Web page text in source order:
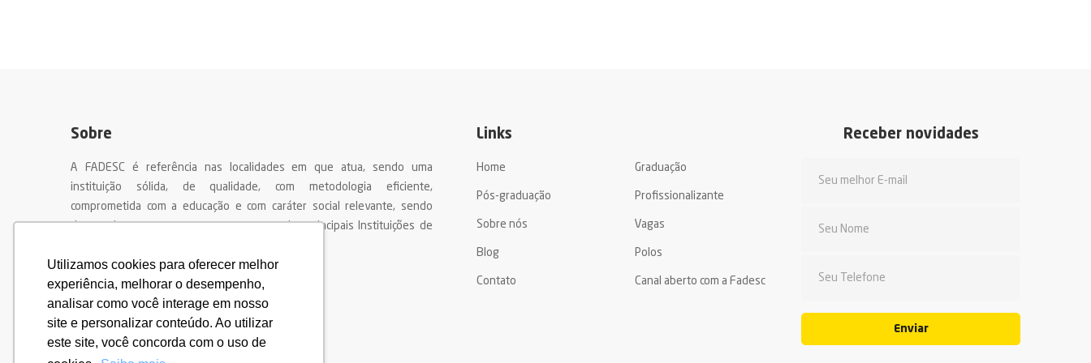
Utilizamos cookies para oferecer melhor
experiência, melhorar o desempenho,
analisar como você interage em nosso
site e personalizar conteúdo. Ao utilizar
este site, você concorda com o uso de
Sobre
A FADESC é referência nas localidades em que atua, sendo uma
instituição sólida, de qualidade, com metodologia eficiente,
comprometida com a educação e com caráter social relevante, sendo
destacada por seus egressos como uma das principais Instituições de
Links
Home Graduação
Pós-graduação Profissionalizante
Sobre nós Vagas
Blog Polos
Contato Canal aberto com a Fadesc
Receber novidades
Enviar